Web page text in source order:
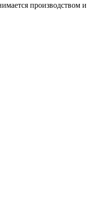
производством и